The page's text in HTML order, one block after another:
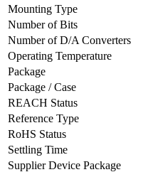
Mounting Type
Number of Bits
Number of D/A Converters
Operating Temperature
Package
Package / Case
REACH Status
Reference Type
RoHS Status
Settling Time
Supplier Device Package